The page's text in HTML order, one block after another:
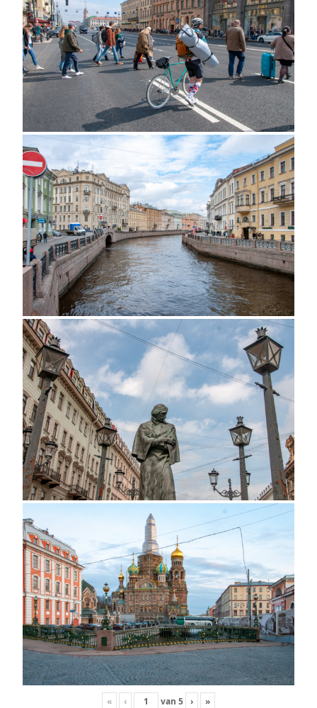
« ‹ van 5 › »